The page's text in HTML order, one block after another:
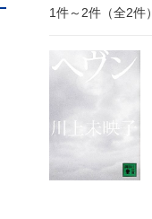
1件～2件（全2件）